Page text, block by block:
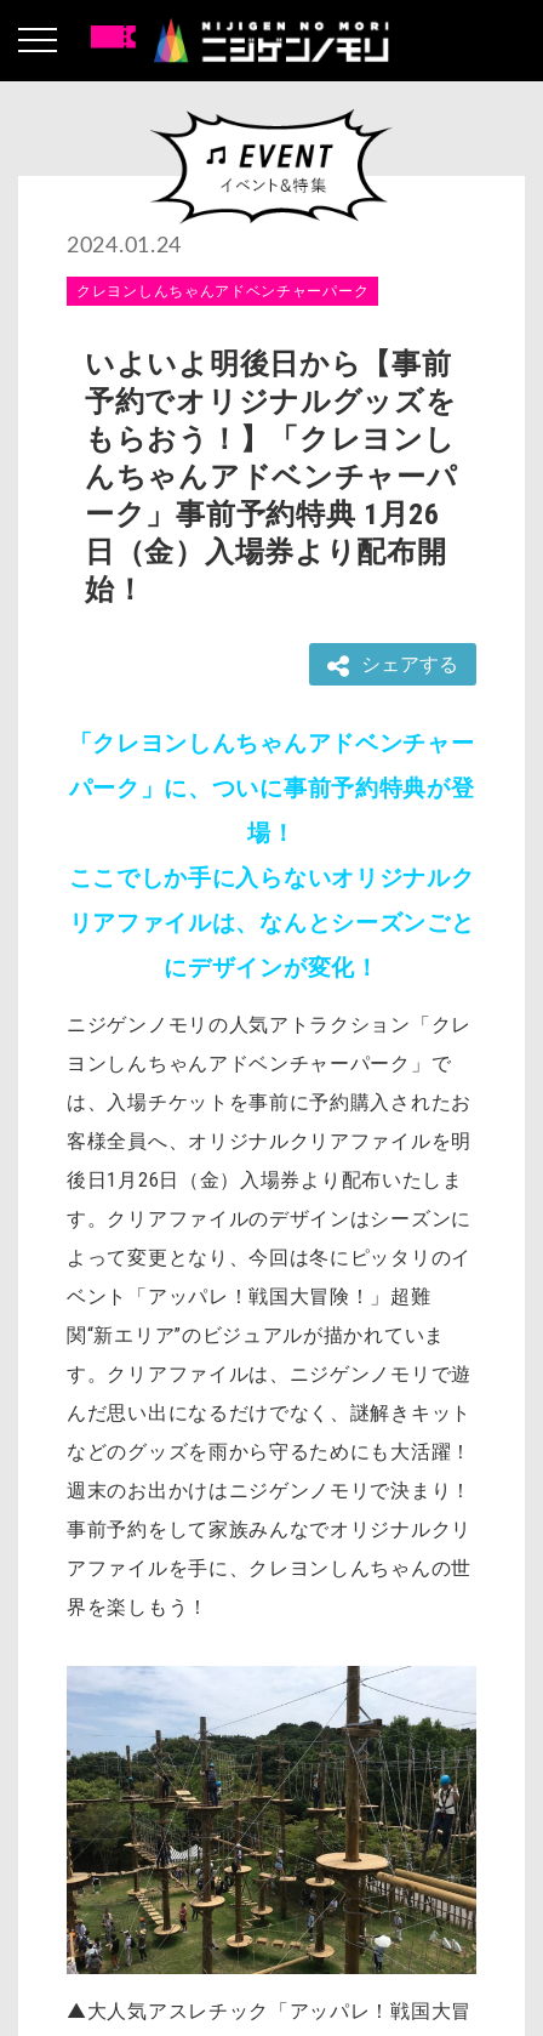
2024.01.24
クレヨンしんちゃんアドベンチャーパーク
いよいよ明後日から【事前
予約でオリジナルグッズを
もらおう！】「クレヨンし
んちゃんアドベンチャーパ
ーク」事前予約特典 1月26
日（金）入場券より配布開
始！
シェアする
「クレヨンしんちゃんアドベンチャー
パーク」に、ついに事前予約特典が登
場！
ここでしか手に入らないオリジナルク
リアファイルは、なんとシーズンごと
にデザインが変化！
ニジゲンノモリの人気アトラクション「クレ
ヨンしんちゃんアドベンチャーパーク」で
は、入場チケットを事前に予約購入されたお
客様全員へ、オリジナルクリアファイルを明
後日1月26日（金）入場券より配布いたしま
す。クリアファイルのデザインはシーズンに
よって変更となり、今回は冬にピッタリのイ
ベント「アッパレ！戦国大冒険！」超難
関“新エリア”のビジュアルが描かれていま
す。クリアファイルは、ニジゲンノモリで遊
んだ思い出になるだけでなく、謎解きキット
などのグッズを雨から守るためにも大活躍！
週末のお出かけはニジゲンノモリで決まり！
事前予約をして家族みんなでオリジナルクリ
アファイルを手に、クレヨンしんちゃんの世
界を楽しもう！
▲大人気アスレチック「アッパレ！戦国大冒